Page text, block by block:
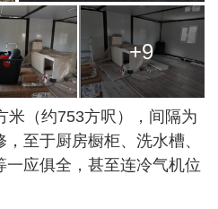
+9
米（约753方呎），间隔为
至于厨房橱柜、洗水槽、
应俱全，甚至连冷气机位